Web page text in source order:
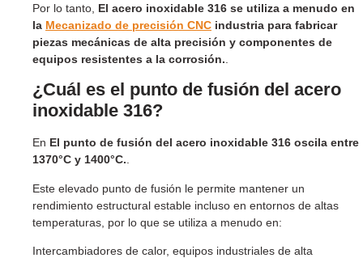
Por lo tanto, El acero inoxidable 316 se utiliza a menudo en
la Mecanizado de precisión CNC industria para fabricar
piezas mecánicas de alta precisión y componentes de
equipos resistentes a la corrosión.
¿Cuál es el punto de fusión del acero
inoxidable 316?
En El punto de fusión del acero inoxidable 316 oscila entre
1370°C y 1400°C..
Este elevado punto de fusión le permite mantener un
rendimiento estructural estable incluso en entornos de altas
temperaturas, por lo que se utiliza a menudo en:
Intercambiadores de calor, equipos industriales de alta